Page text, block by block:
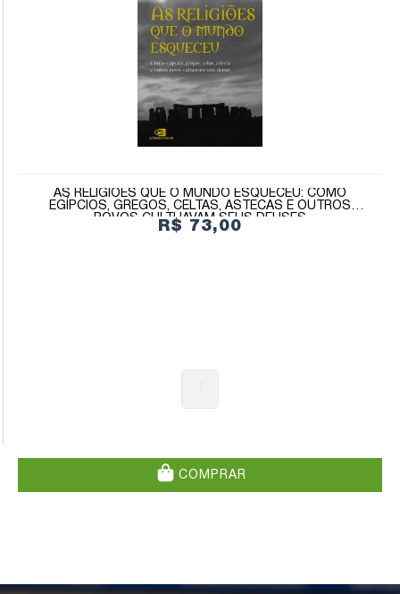
AS RELIGIÕES QUE O MUNDO ESQUECEU: COMO
EGÍPCIOS, GREGOS, CELTAS, ASTECAS E OUTROS
POVOS CULTUAVAM SEUS DEUSES
R$ 73,00
COMPRAR